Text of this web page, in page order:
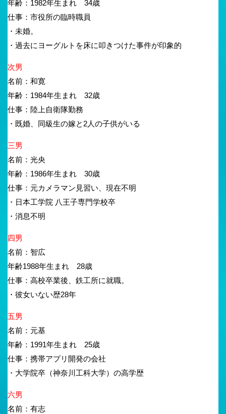
年齢：1982年生まれ 34歳
仕事：市役所の臨時職員
・未婚。
・過去にヨーグルトを床に叩きつけた事件が印象的
次男
名前：和寛
年齢：1984年生まれ 32歳
仕事：陸上自衛隊勤務
・既婚、同級生の嫁と2人の子供がいる
三男
名前：光央
年齢：1986年生まれ 30歳
仕事：元カメラマン見習い、現在不明
・日本工学院 八王子専門学校卒
・消息不明
四男
名前：智広
年齢1988年生まれ 28歳
仕事：高校卒業後、鉄工所に就職。
・彼女いない歴28年
五男
名前：元基
年齢：1991年生まれ 25歳
仕事：携帯アプリ開発の会社
・大学院卒（神奈川工科大学）の高学歴
六男
名前：有志